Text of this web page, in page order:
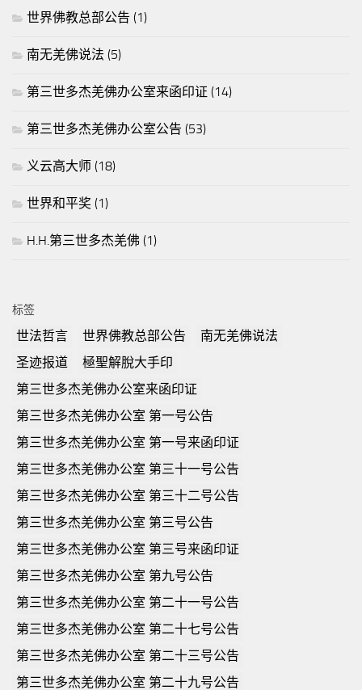
世界佛教总部公告 (1)
南无羌佛说法 (5)
第三世多杰羌佛办公室来函印证 (14)
第三世多杰羌佛办公室公告 (53)
义云高大师 (18)
世界和平奖 (1)
H.H.第三世多杰羌佛 (1)
标签
世法哲言 世界佛教总部公告
南无羌佛说法
圣迹报道
極聖解脫大手印
第三世多杰羌佛办公室来函印证
第三世多杰羌佛办公室 第一号公告
第三世多杰羌佛办公室 第一号来函印证
第三世多杰羌佛办公室 第三十一号公告
第三世多杰羌佛办公室 第三十二号公告
第三世多杰羌佛办公室 第三号公告
第三世多杰羌佛办公室 第三号来函印证
第三世多杰羌佛办公室 第九号公告
第三世多杰羌佛办公室 第二十一号公告
第三世多杰羌佛办公室 第二十七号公告
第三世多杰羌佛办公室 第二十三号公告
第三世多杰羌佛办公室 第二十九号公告